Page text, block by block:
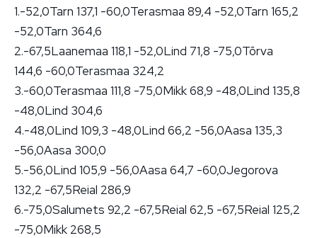
1.-52,0Tarn 137,1 -60,0Terasmaa 89,4 -52,0Tarn 165,2
-52,0Tarn 364,6
2.-67,5Laanemaa 118,1 -52,0Lind 71,8 -75,0Tõrva
144,6 -60,0Terasmaa 324,2
3.-60,0Terasmaa 111,8 -75,0Mikk 68,9 -48,0Lind 135,8
-48,0Lind 304,6
4.-48,0Lind 109,3 -48,0Lind 66,2 -56,0Aasa 135,3
-56,0Aasa 300,0
5.-56,0Lind 105,9 -56,0Aasa 64,7 -60,0Jegorova
132,2 -67,5Reial 286,9
6.-75,0Salumets 92,2 -67,5Reial 62,5 -67,5Reial 125,2
-75,0Mikk 268,5